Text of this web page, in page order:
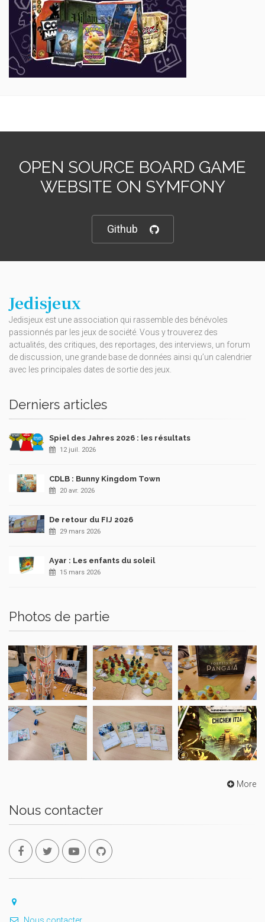
OPEN SOURCE BOARD GAME
WEBSITE ON SYMFONY
Github
Jedisjeux
Jedisjeux est une association qui rassemble des bénévoles
passionnés par les jeux de société. Vous y trouverez des
actualités, des critiques, des reportages, des interviews, un forum
de discussion, une grande base de données ainsi qu’un calendrier
avec les principales dates de sortie des jeux.
Derniers articles
Spiel des Jahres 2026 : les résultats
12 juil. 2026
CDLB : Bunny Kingdom Town
20 avr. 2026
De retour du FIJ 2026
29 mars 2026
Ayar : Les enfants du soleil
15 mars 2026
Photos de partie
More
Nous contacter
Nous contacter